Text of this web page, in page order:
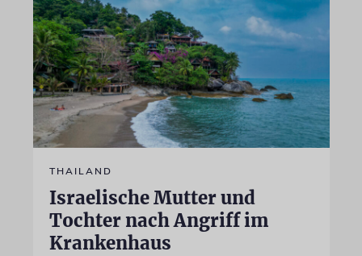
THAILAND
Israelische Mutter und
Tochter nach Angriff im
Krankenhaus